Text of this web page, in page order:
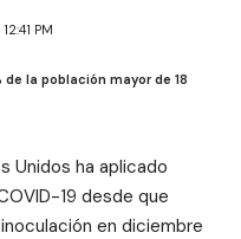
PM
la población mayor de 18
Unidos ha aplicado
19 desde que
en diciembre